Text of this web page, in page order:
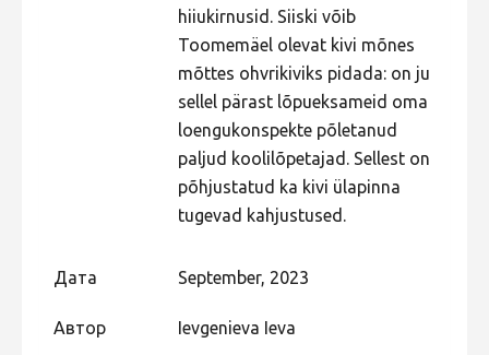
hiiukirnusid. Siiski võib
Toomemäel olevat kivi mõnes
mõttes ohvrikiviks pidada: on ju
sellel pärast lõpueksameid oma
loengukonspekte põletanud
paljud koolilõpetajad. Sellest on
põhjustatud ka kivi ülapinna
tugevad kahjustused.
Дата September, 2023
Автор Ievgenieva Ieva